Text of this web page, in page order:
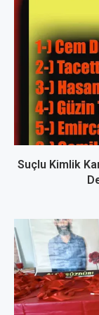
Suçlu Kimlik